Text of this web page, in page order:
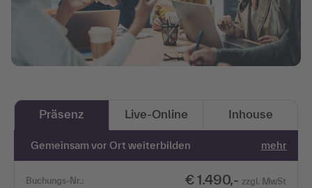
Präsenz Live-Online Inhouse
Gemeinsam vor Ort weiterbilden mehr
Buchungs-Nr.: € 1.490,- zzgl. MwSt